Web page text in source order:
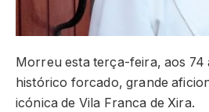
Morreu esta terça-feira, aos 74
histórico forcado, grande
icónica de Vila Franca de Xira.